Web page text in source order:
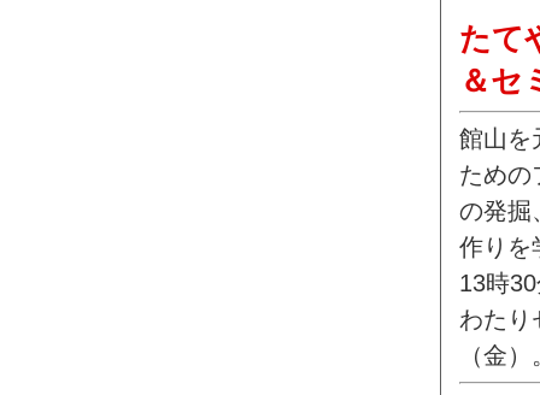
たて
＆セ
館山を
ための
の発掘
作りを
13時
わたり
（金）